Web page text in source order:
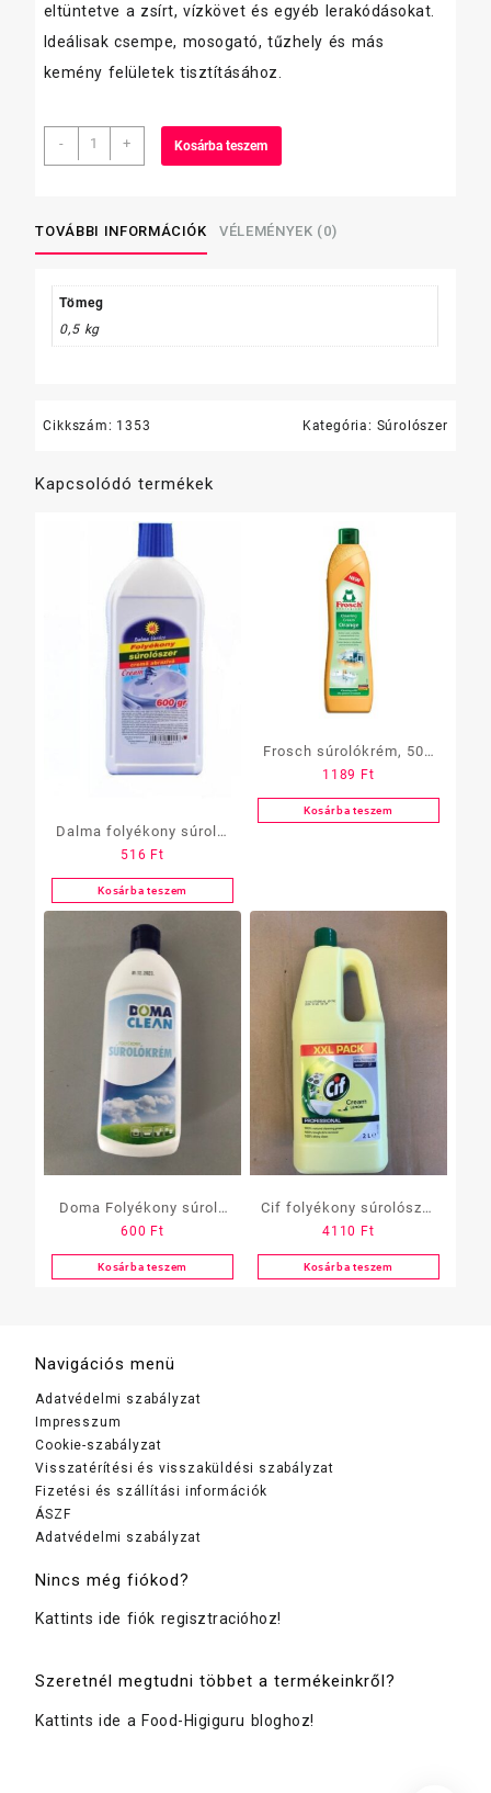
eltüntetve a zsírt, vízkövet és egyéb lerakódásokat.
Ideálisak csempe, mosogató, tűzhely és más
kemény felületek tisztításához.
-
Súrol-
6
mennyiség
+ Kosárba teszem
TOVÁBBI INFORMÁCIÓK VÉLEMÉNYEK (0)
Tömeg
0,5 kg
Cikkszám: 1353 Kategória: Súrolószer
Kapcsolódó termékek
Dalma folyékony súroló,
600gr
516 Ft
Kosárba teszem
Frosch súrolókrém, 500
ml, narancs
1189 Ft
Kosárba teszem
Doma Folyékony súroló
500ml
600 Ft
Kosárba teszem
Cif folyékony súrolószer
original 2 l
4110 Ft
Kosárba teszem
Navigációs menü
Adatvédelmi szabályzat
Impresszum
Cookie-szabályzat
Visszatérítési és visszaküldési szabályzat
Fizetési és szállítási információk
ÁSZF
Adatvédelmi szabályzat
Nincs még fiókod?
Kattints ide fiók regisztracióhoz!
Szeretnél megtudni többet a termékeinkről?
Kattints ide a Food-Higiguru bloghoz!